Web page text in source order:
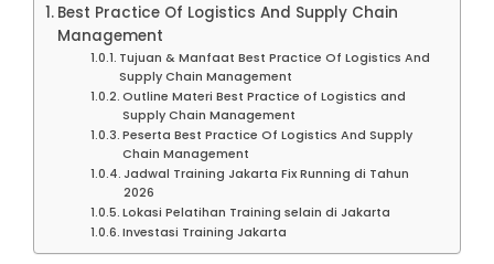
Best Practice Of Logistics And Supply Chain
Management
Tujuan & Manfaat Best Practice Of Logistics And
Supply Chain Management
Outline Materi Best Practice of Logistics and
Supply Chain Management
Peserta Best Practice Of Logistics And Supply
Chain Management
Jadwal Training Jakarta Fix Running di Tahun
2026
Lokasi Pelatihan Training selain di Jakarta
Investasi Training Jakarta